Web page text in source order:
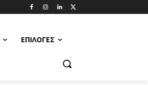
ΕΠΙΛΟΓΈΣ